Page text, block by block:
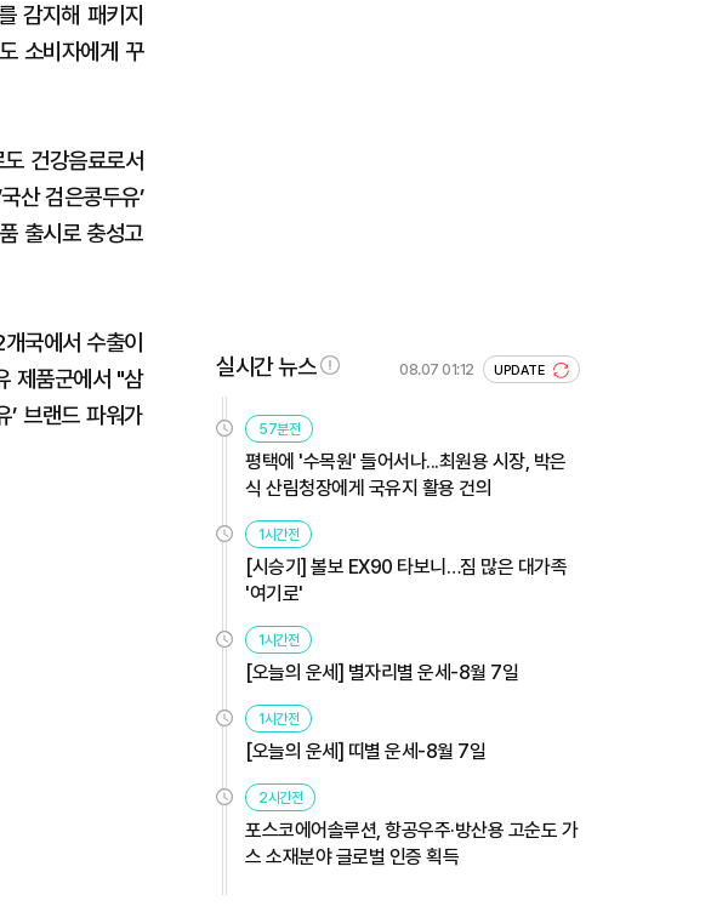
감지해 패키지
소비자에게 꾸
건강음료로서
산 검은콩두유’
출시로 충성고
국에서 수출이
제품군에서 "삼
브랜드 파워가
실시간 뉴스 08.07 01:12 UPDATE
57분전
평택에 '수목원' 들어서나...최원용 시장, 박은
식 산림청장에게 국유지 활용 건의
1시간전
[시승기] 볼보 EX90 타보니…짐 많은 대가족
'여기로'
1시간전
[오늘의 운세] 별자리별 운세-8월 7일
1시간전
[오늘의 운세] 띠별 운세-8월 7일
2시간전
포스코에어솔루션, 항공우주·방산용 고순도 가
스 소재분야 글로벌 인증 획득